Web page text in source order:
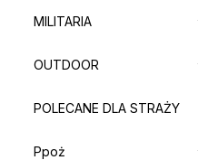
MILITARIA
OUTDOOR
POLECANE DLA STRAŻY
Ppoż